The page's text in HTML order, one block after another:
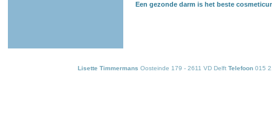
Een gezonde darm is het beste
Lisette Timmermans Oosteinde 179 - 2611 VD Delft Telefoon 015